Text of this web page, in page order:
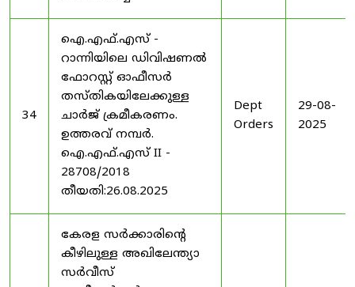
34
ഐ.എഫ്.എസ് -
റാന്നിയിലെ ഡിവിഷണൽ
ഫോറസ്റ്റ് ഓഫീസർ
തസ്തികയിലേക്കുള്ള
ചാർജ് ക്രമീകരണം.
ഉത്തരവ് നമ്പർ.
ഐ.എഫ്.എസ് II -
28708/2018
തീയതി:26.08.2025
Dept
Orders
29-08-
2025
കേരള സർക്കാരിന്റെ
കീഴിലുള്ള അഖിലേന്ത്യാ
സർവീസ്